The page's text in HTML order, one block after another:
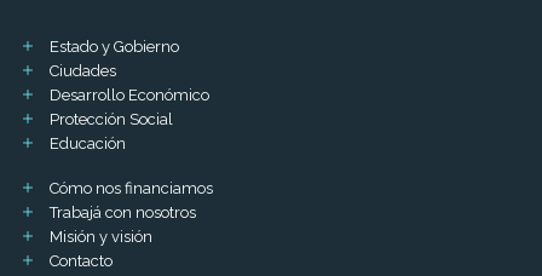
Estado y Gobierno
Ciudades
Desarrollo Económico
Protección Social
Educación
Cómo nos financiamos
Trabajá con nosotros
Misión y visión
Contacto